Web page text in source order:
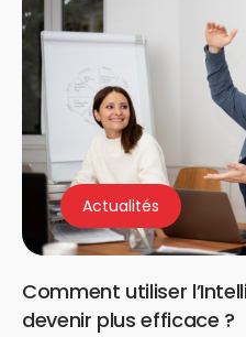
Comment utiliser
devenir plus efficace ?
Actualités